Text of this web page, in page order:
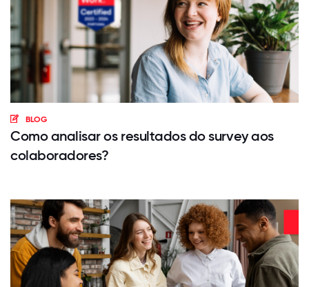
BLOG
Como analisar os resultados do survey aos
colaboradores?